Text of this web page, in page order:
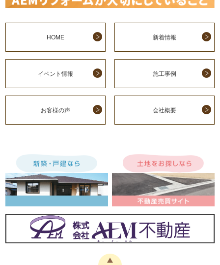
HOME 新着情報
イベント情報 施工事例
お客様の声 会社概要